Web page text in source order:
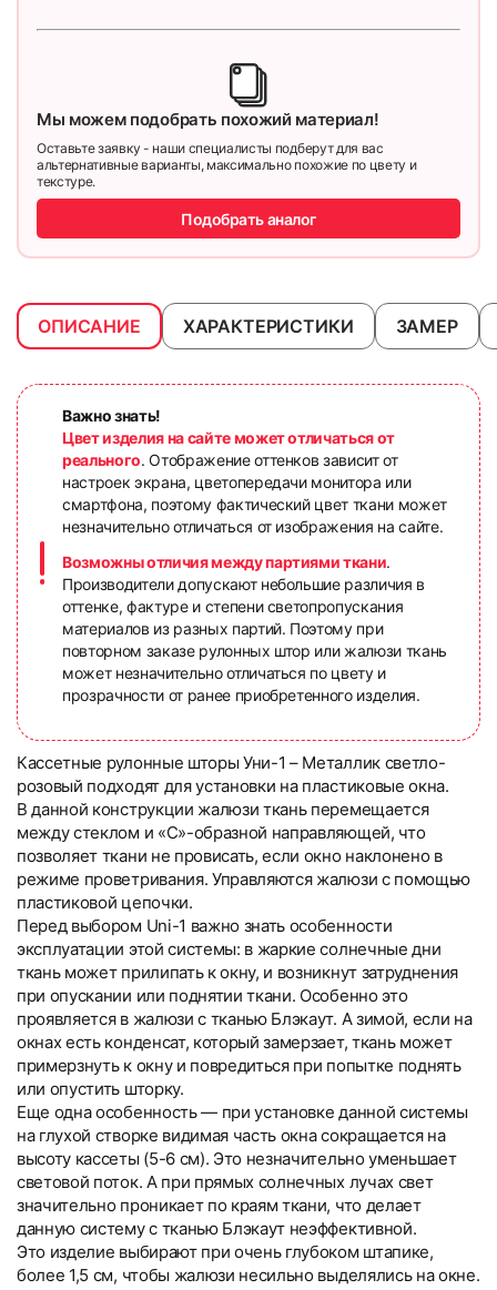
Мы можем подобрать похожий материал!
Оставьте заявку - наши специалисты подберут для вас
альтернативные варианты, максимально похожие по цвету и
текстуре.
Подобрать аналог
ОПИСАНИЕ ХАРАКТЕРИСТИКИ ЗАМЕР
Важно знать!
Цвет изделия на сайте может отличаться от
реального. Отображение оттенков зависит от
настроек экрана, цветопередачи монитора или
смартфона, поэтому фактический цвет ткани может
незначительно отличаться от изображения на сайте.
Возможны отличия между партиями ткани.
Производители допускают небольшие различия в
оттенке, фактуре и степени светопропускания
материалов из разных партий. Поэтому при
повторном заказе рулонных штор или жалюзи ткань
может незначительно отличаться по цвету и
прозрачности от ранее приобретенного изделия.
Кассетные рулонные шторы Уни-1 – Металлик светло-
розовый подходят для установки на пластиковые окна.
В данной конструкции жалюзи ткань перемещается
между стеклом и «С»-образной направляющей, что
позволяет ткани не провисать, если окно наклонено в
режиме проветривания. Управляются жалюзи с помощью
пластиковой цепочки.
Перед выбором Uni-1 важно знать особенности
эксплуатации этой системы: в жаркие солнечные дни
ткань может прилипать к окну, и возникнут затруднения
при опускании или поднятии ткани. Особенно это
проявляется в жалюзи с тканью Блэкаут. А зимой, если на
окнах есть конденсат, который замерзает, ткань может
примерзнуть к окну и повредиться при попытке поднять
или опустить шторку.
Еще одна особенность — при установке данной системы
на глухой створке видимая часть окна сокращается на
высоту кассеты (5-6 см). Это незначительно уменьшает
световой поток. А при прямых солнечных лучах свет
значительно проникает по краям ткани, что делает
данную систему с тканью Блэкаут неэффективной.
Это изделие выбирают при очень глубоком штапике,
более 1,5 см, чтобы жалюзи несильно выделялись на окне.